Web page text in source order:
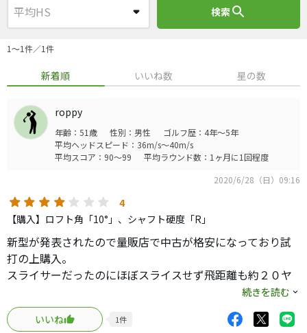
検索search
1〜1件／1件
新着順 いいね数 星の数
roppy
年齢：51歳 性別：男性
ゴルフ歴：4年～5年
平均ヘッドスピード：36m/s～40m/s
平均スコア：90～99
平均ラウンド数：1ヶ月に1回程度
2020/6/28（日）09:16
4
【購入】ロフト角「10°」、シャフト硬度「R」
新型が発表されたので量販店で中古が格安になっており試
打の上購入。
スライサーだったのにほぼスライスせず飛距離も約２０ヤ
パワーがない私にとっては最良のクラブでした。打感、音
も私にはピッタリです。
続きを読む
いいね
1件